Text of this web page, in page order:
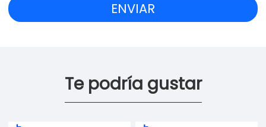
Te podría gustar